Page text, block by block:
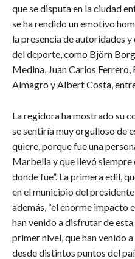
que se disputa en la ciudad
se ha rendido un emotivo
la presencia de autoridades
del deporte, como Björn
Medina, Juan Carlos
Almagro y Albert Costa,
La regidora ha mostrado su
se sentiría muy orgulloso de
quiere, porque fue una
Marbella y que llevó
donde fue”. La primera edil,
en el municipio del
además, “el enorme impacto
han venido a disfrutar de
primer nivel, que han venido
desde distintos puntos del